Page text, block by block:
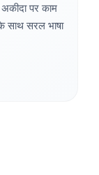
पर काम
साथ सरल भाषा